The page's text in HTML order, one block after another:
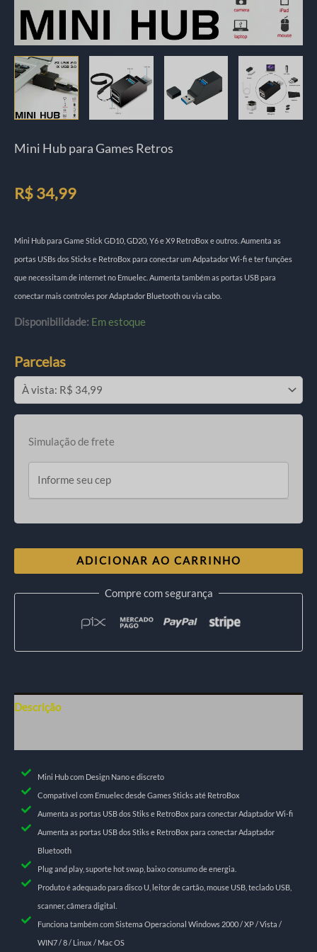
Mini Hub para Games Retros
R$34,99
Mini Hub para Game Stick GD10, GD20, Y6 e X9 RetroBox e outros. Aumenta as
portas USBs dos Sticks e RetroBox para conectar um Adpatador Wi-fi e ter funções
que necessitam de internet no Emuelec. Aumenta também as portas USB para
conectar mais controles por Adaptador Bluetooth ou via cabo.
Disponibilidade: Em estoque
Parcelas
Simulação de frete
ADICIONAR AO CARRINHO
Compre com segurança
Descrição
Mini Hub com Design Nano e discreto
Compatível com Emuelec desde Games Sticks até RetroBox
Aumenta as portas USB dos Stiks e RetroBox para conectar Adaptador Wi-fi
Aumenta as portas USB dos Stiks e RetroBox para conectar Adaptador
Bluetooth
Plug and play, suporte hot swap, baixo consumo de energia.
Produto é adequado para disco U, leitor de cartão, mouse USB, teclado USB,
scanner, câmera digital.
Funciona também com Sistema Operacional Windows 2000 / XP / Vista /
WIN7 / 8 / Linux / Mac OS